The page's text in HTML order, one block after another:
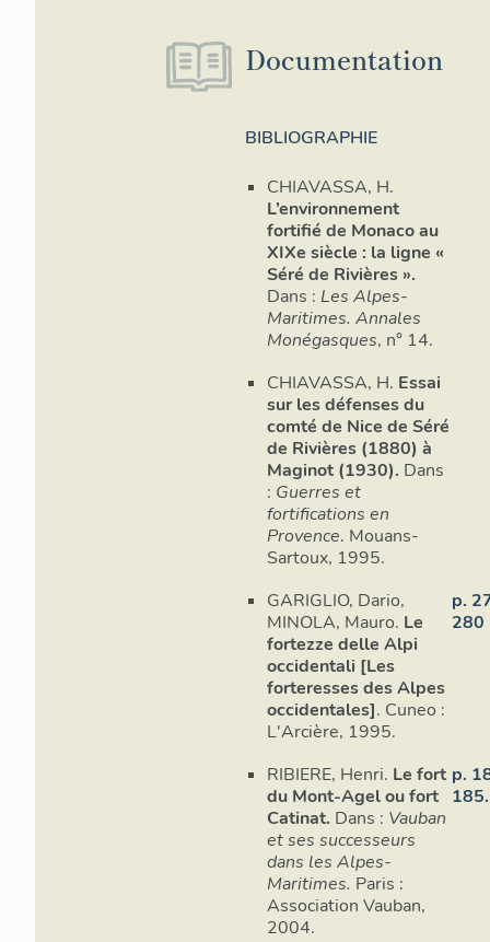
avec cour
Toutefois,
Rivières
au
comporte 7
par une
le sud et
d’entrée
un tunnel
porte de
traversant
différentes
Documentation
BIBLIOGRAPHIE
CHIAVASSA, H.
L’environnement
fortifié de Monaco au
XIXe siècle : la ligne «
Séré de Rivières ».
Dans : Les Alpes-
Maritimes. Annales
Monégasques, n° 14.
CHIAVASSA, H. Essai
sur les défenses du
comté de Nice de Séré
de Rivières (1880) à
Maginot (1930). Dans
: Guerres et
fortifications en
Provence. Mouans-
Sartoux, 1995.
GARIGLIO, Dario,
MINOLA, Mauro. Le
fortezze delle Alpi
occidentali [Les
forteresses des Alpes
occidentales]. Cuneo :
L'Arcière, 1995.
p.
280
RIBIERE, Henri. Le fort
du Mont-Agel ou fort
Catinat. Dans : Vauban
et ses successeurs
dans les Alpes-
Maritimes. Paris :
Association Vauban,
2004.
p.
185.